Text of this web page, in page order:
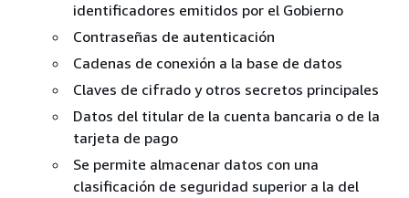
identificadores emitidos por el Gobierno
Contraseñas de autenticación
Cadenas de conexión a la base de datos
Claves de cifrado y otros secretos principales
Datos del titular de la cuenta bancaria o de la
tarjeta de pago
Se permite almacenar datos con una
clasificación de seguridad superior a la del